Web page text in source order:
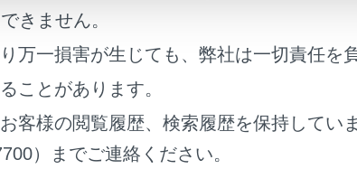
きない場合があります。
器の取扱説明書をご覧ください。
付属のバッテリーなどを使用してください。車に装着
音が出ることがあります。（アクセサリーソケット
きません。
万一損害が生じても、弊社は一切責任を
ことがあります。
客様の閲覧履歴、検索履歴を保持してい
）までご連絡ください。